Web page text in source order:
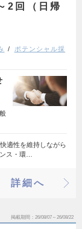
2回（日帰
ポテンシャル採
適性を維持しながら
ス・環…
詳細へ
掲載期間 26/08/07～26/08/22